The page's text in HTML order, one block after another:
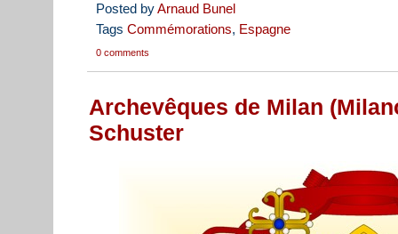
Posted byArnaud Bunel
Tags Commémorations, Espagne
0 comments
Archevêques de Milan
Schuster